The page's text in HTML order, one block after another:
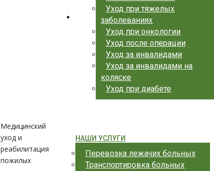
Медицинский
уход и
реабилитация
пожилых
Уход при тяжелых
заболеваниях
Уход при онкологии
Уход после операции
Уход за инвалидами
Уход за инвалидами на
коляске
Уход при диабете
НАШИ УСЛУГИ
Перевозка лежачих больных
Транспортировка больных